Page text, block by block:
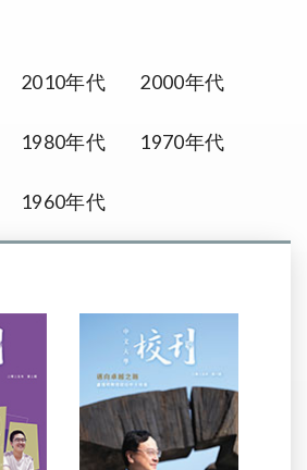
2010年代 2000年代
1980年代 1970年代
1960年代